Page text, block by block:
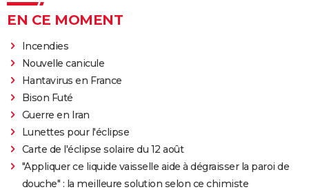
EN CE MOMENT
Incendies
Nouvelle canicule
Hantavirus en France
Bison Futé
Guerre en Iran
Lunettes pour l'éclipse
Carte de l'éclipse solaire du 12 août
"Appliquer ce liquide vaisselle aide à dégraisser la paroi de
douche" : la meilleure solution selon ce chimiste